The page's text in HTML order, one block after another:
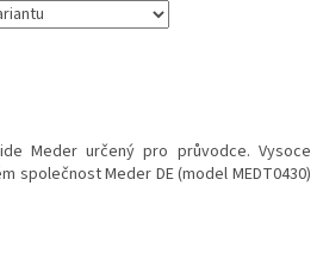
Meder určený pro průvodce. Vysoce
společnost Meder DE (model MEDT0430)